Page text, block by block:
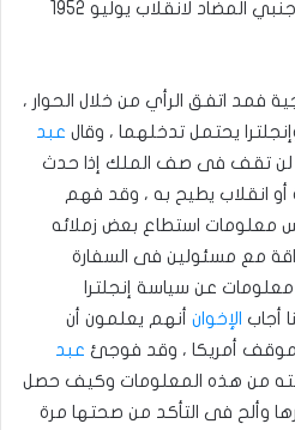
التاريخ) عن احتمالات التدخل الأجنبي المضاد لانقلاب يوليو 1952
فمد اتفق الرأي من خلال الحوار ،
يحتمل تدخلهما ، وقال عبد
لن تقف فى صف الملك إذا حدث
أو انقلاب يطيح به ، وقد فهم
معلومات استطاع بعض زملائه
مع مسئولين فى السفارة
معلومات عن سياسة إنجلترا
أجاب الإخوان أنهم يعلمون أن
أمريكا ، وقد فوجئ عبد
من هذه المعلومات وكيف حصل
وألح فى التأكد من صحتها مرة